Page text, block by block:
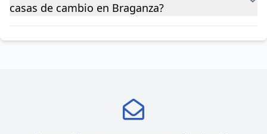
casas de cambio en Braganza?